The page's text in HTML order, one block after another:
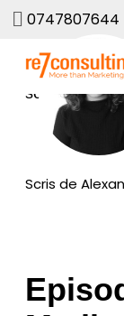
0747807644
Scris de